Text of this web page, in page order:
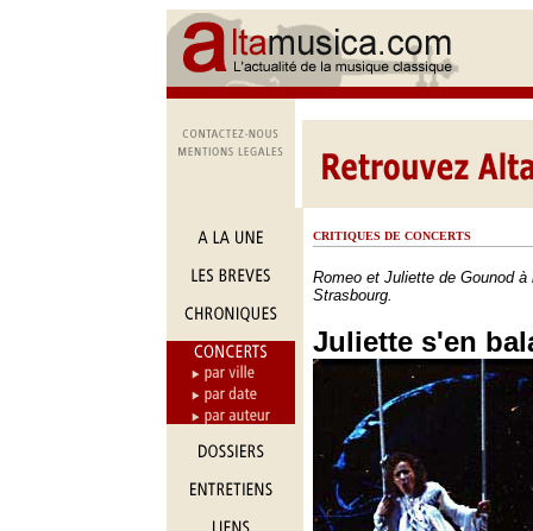
CRITIQUES DE CONCERTS
Romeo et Juliette de Gounod à
Strasbourg.
Juliette s'en